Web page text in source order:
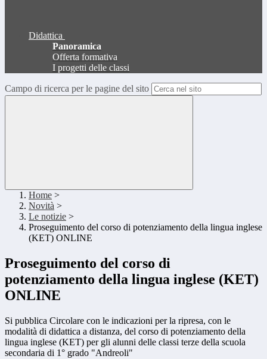
Didattica
Panoramica
Offerta formativa
I progetti delle classi
Campo di ricerca per le pagine del sito
Home >
Novità >
Le notizie >
Proseguimento del corso di potenziamento della lingua inglese
(KET) ONLINE
Proseguimento del corso di
potenziamento della lingua inglese (KET)
ONLINE
Si pubblica Circolare con le indicazioni per la ripresa, con le
modalità di didattica a distanza, del corso di potenziamento della
lingua inglese (KET) per gli alunni delle classi terze della scuola
secondaria di 1° grado "Andreoli"